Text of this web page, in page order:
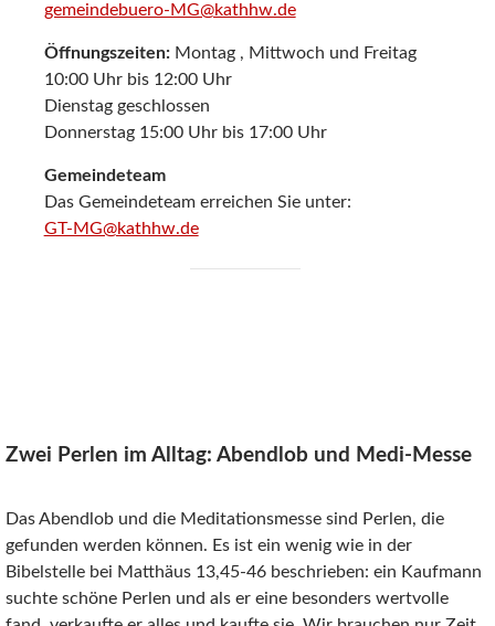
gemeindebuero-MG@kathhw.de
Öffnungszeiten: Montag , Mittwoch und Freitag
10:00 Uhr bis 12:00 Uhr
Dienstag geschlossen
Donnerstag 15:00 Uhr bis 17:00 Uhr
Gemeindeteam
Das Gemeindeteam erreichen Sie unter:
GT-MG@kathhw.de
Zwei Perlen im Alltag: Abendlob und Medi-Messe
Das Abendlob und die Meditationsmesse sind Perlen, die
gefunden werden können. Es ist ein wenig wie in der
Bibelstelle bei Matthäus 13,45‐46 beschrieben: ein Kaufmann
suchte schöne Perlen und als er eine besonders wertvolle